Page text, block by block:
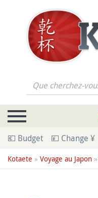
Que cherchez-
💶 Budget 💴 Change ¥
Kotaete » Voyage au Japon »